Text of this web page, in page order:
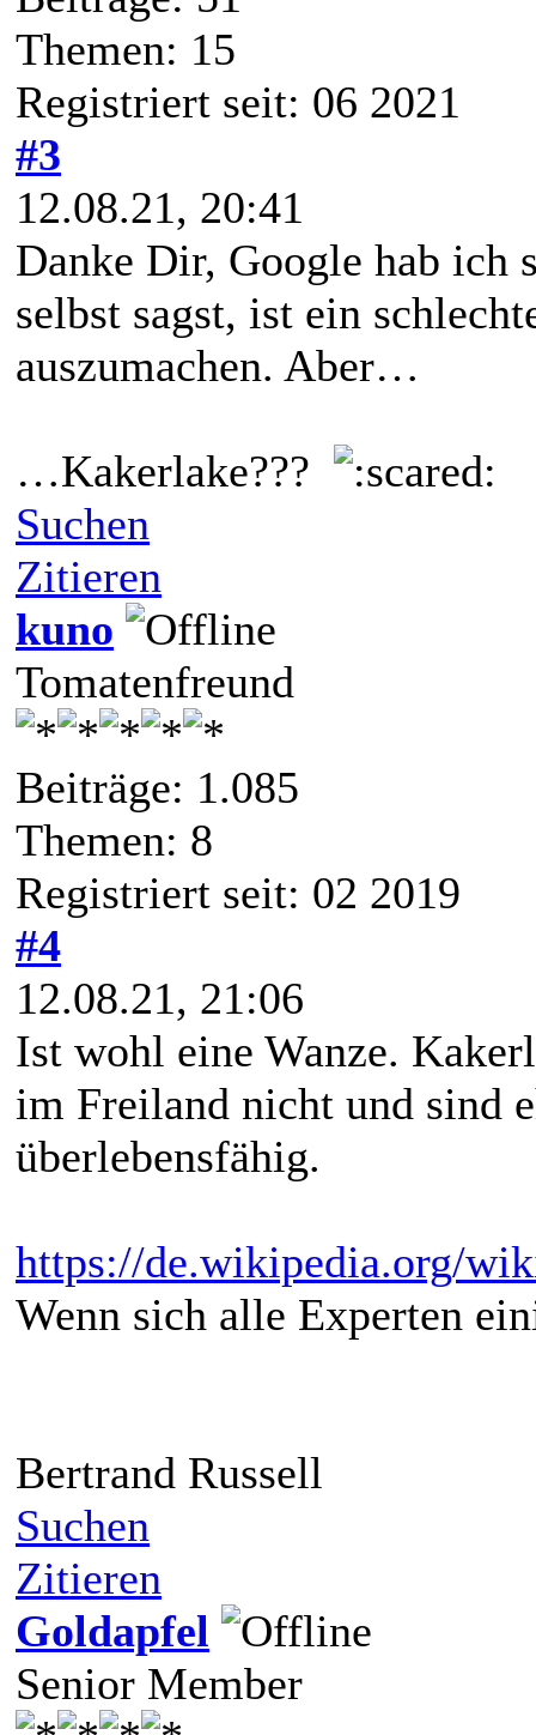
Themen: 15
Registriert seit: 06 2021
#3
12.08.21, 20:41
Danke Dir, Google hab ich
selbst sagst, ist ein
auszumachen. Aber…
…Kakerlake???
Suchen
Zitieren
kuno
Tomatenfreund
Beiträge: 1.085
Themen: 8
Registriert seit: 02 2019
#4
12.08.21, 21:06
Ist wohl eine Wanze.
im Freiland nicht und sind
überlebensfähig.
https://de.wikipedia.org/
Wenn sich alle Experten
Bertrand Russell
Suchen
Zitieren
Goldapfel
Senior Member